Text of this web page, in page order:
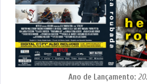
Ano de Lançamento: